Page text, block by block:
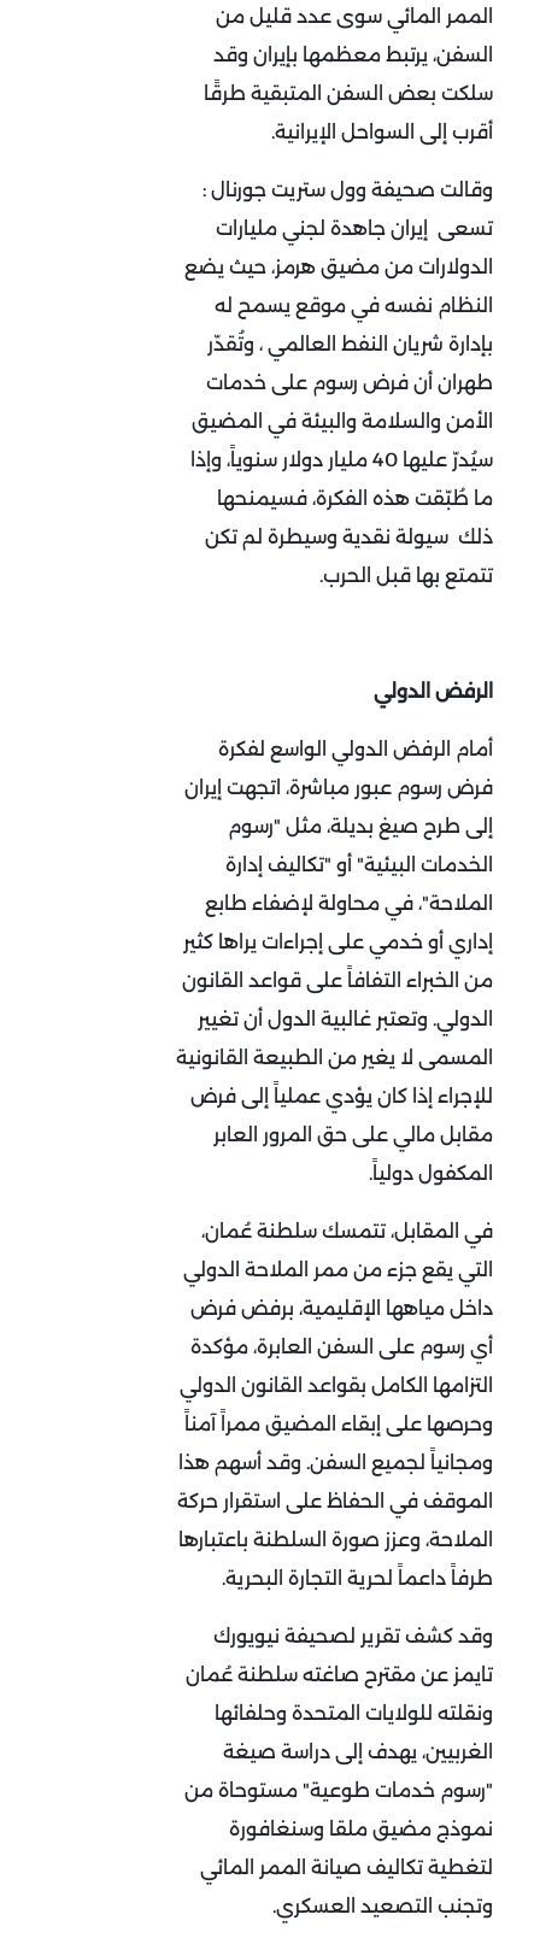
الممر المائي سوى عدد قليل من
السفن، يرتبط معظمها بإيران وقد
سلكت بعض السفن المتبقية طرقًا
أقرب إلى السواحل الإيرانية.
وقالت صحيفة وول ستريت جورنال :
تسعى إيران جاهدة لجني مليارات
الدولارات من مضيق هرمز، حيث يضع
النظام نفسه في موقع يسمح له
بإدارة شريان النفط العالمي ، وتُقدّر
طهران أن فرض رسوم على خدمات
الأمن والسلامة والبيئة في المضيق
سيُدرّ عليها 40 مليار دولار سنوياً، وإذا
ما طُبّقت هذه الفكرة، فسيمنحها
ذلك سيولة نقدية وسيطرة لم تكن
تتمتع بها قبل الحرب.
الرفض الدولي
أمام الرفض الدولي الواسع لفكرة
فرض رسوم عبور مباشرة، اتجهت إيران
إلى طرح صيغ بديلة، مثل "رسوم
الخدمات البيئية" أو "تكاليف إدارة
الملاحة"، في محاولة لإضفاء طابع
إداري أو خدمي على إجراءات يراها كثير
من الخبراء التفافاً على قواعد القانون
الدولي. وتعتبر غالبية الدول أن تغيير
المسمى لا يغير من الطبيعة القانونية
للإجراء إذا كان يؤدي عملياً إلى فرض
مقابل مالي على حق المرور العابر
المكفول دولياً.
في المقابل، تتمسك سلطنة عُمان،
التي يقع جزء من ممر الملاحة الدولي
داخل مياهها الإقليمية، برفض فرض
أي رسوم على السفن العابرة، مؤكدة
التزامها الكامل بقواعد القانون الدولي
وحرصها على إبقاء المضيق ممراً آمناً
ومجانياً لجميع السفن. وقد أسهم هذا
الموقف في الحفاظ على استقرار حركة
الملاحة، وعزز صورة السلطنة باعتبارها
طرفاً داعماً لحرية التجارة البحرية.
وقد كشف تقرير لصحيفة نيويورك
تايمز عن مقترح صاغته سلطنة عُمان
ونقلته للولايات المتحدة وحلفائها
الغربيين، يهدف إلى دراسة صيغة
"رسوم خدمات طوعية" مستوحاة من
نموذج مضيق ملقا وسنغافورة
لتغطية تكاليف صيانة الممر المائي
وتجنب التصعيد العسكري.